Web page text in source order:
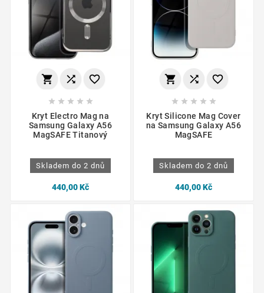
  
    
Kryt Electro Mag na
Samsung Galaxy A56
MagSAFE Titanový
Skladem do 2 dnů
440,00 Kč
  
    
Kryt Silicone Mag Cover
na Samsung Galaxy A56
MagSAFE
Skladem do 2 dnů
440,00 Kč